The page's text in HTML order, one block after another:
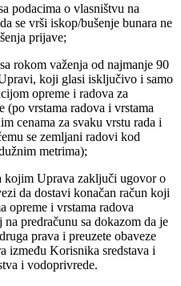
podacima o vlasništvu na
se vrši iskop/bušenje bunara ne
prijave;
rokom važenja od najmanje 90
koji glasi isključivo i samo
opreme i radova za
(po vrstama radova i vrstama
cenama za svaku vrstu rada i
se zemljani radovi kod
metrima);
kojim Uprava zaključi ugovor o
da dostavi konačan račun koji
opreme i vrstama radova
predračunu sa dokazom da je
prava i preuzete obaveze
između Korisnika sredstava i
i vodoprivrede.